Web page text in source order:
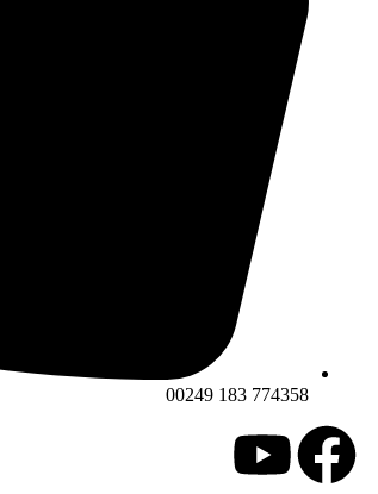
774358 183 00249